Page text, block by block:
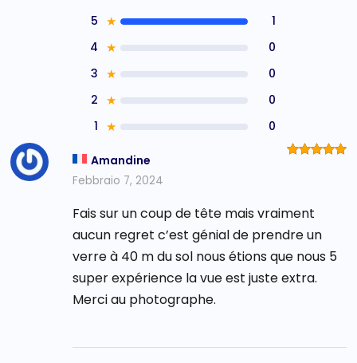
5 ★
1
4 ★
0
3 ★
0
2 ★
0
1 ★ 0
Amandine
Febbraio 7, 2024
Fais sur un coup de tête mais vraiment
aucun regret c’est génial de prendre un
verre à 40 m du sol nous étions que nous 5
super expérience la vue est juste extra.
Merci au photographe.